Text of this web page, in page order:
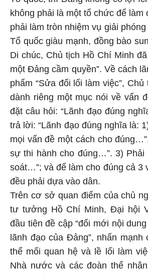
không phải là một tổ chức để làm
phải làm tròn nhiệm vụ giải
Tổ quốc giàu mạnh, đồng bào
Di chúc, Chủ tịch Hồ Chí Minh
một Đảng cầm quyền”. Về cách
phẩm “Sửa đổi lối làm việc”,
dành riêng một mục nói về vấn
đặt câu hỏi: “Lãnh đạo đúng
trả lời: “Lãnh đạo đúng nghĩa là:
mọi vấn đề một cách cho
sự thi hành cho đúng…”. 3)
soát…”; và để làm cho đúng cả 3
đều phải dựa vào dân.
Trên cơ sở quan điểm của chủ
tư tưởng Hồ Chí Minh, Đại hội
đầu tiên đề cập “đổi mới nội
lãnh đạo của Đảng”, nhấn mạnh
thể mối quan hệ và lề lối làm
Nhà nước và các đoàn thể